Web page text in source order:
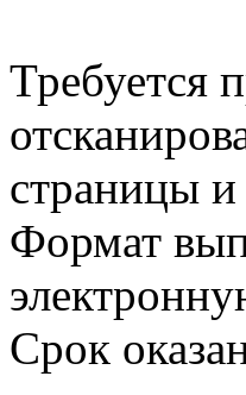
Требуется
страницы и
Формат
Срок